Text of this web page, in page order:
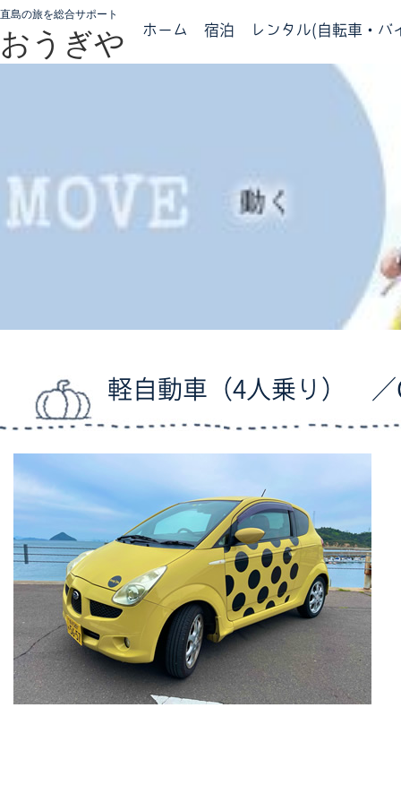
直島の旅を総合サポート
おうぎや ホーム 宿泊 レンタル(自転車・バ
軽自動車（4人乗り）